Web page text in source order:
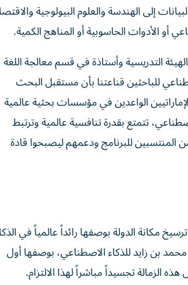
إلى الهندسة والعلوم البيولوجية
أو الأدوات الحاسوبية أو المناهج الكمية.
التدريسية وأستاذة في قسم معالجة اللغة
للباحثين قناعتنا بأن مستقبل البحث
الواعدين في مؤسسات بحثية عالمية
تتمتع بقدرة تنافسية عالمية وترتبط
للبرنامج ودعمهم ليصبحوا قادة
الإمارات للذكاء الاصطناعي 2031، التي تهدف إلى ترسيخ مكانة الدولة بوصفها رائداً عالمياً في
بن زايد للذكاء الاصطناعي، بوصفها أول
الزمالة تجسيداً مباشراً لهذا الالتزام.